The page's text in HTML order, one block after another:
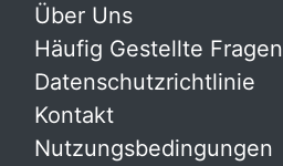
Über Uns
Häufig Gestellte Fragen
Datenschutzrichtlinie
Kontakt
Nutzungsbedingungen